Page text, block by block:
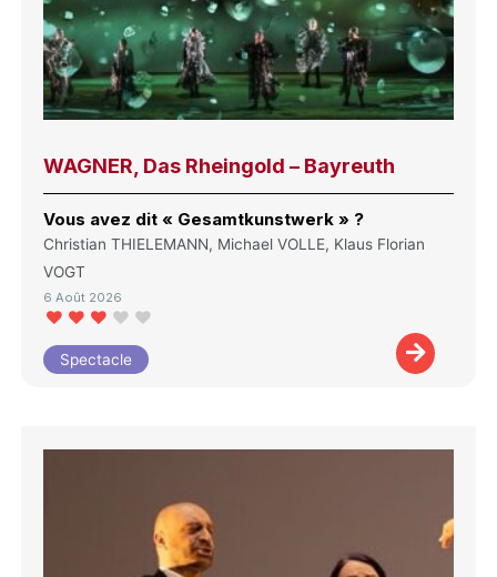
WAGNER, Das Rheingold – Bayreuth
Vous avez dit « Gesamtkunstwerk » ?
Christian THIELEMANN, Michael VOLLE, Klaus Florian
VOGT
6 Août 2026
Spectacle